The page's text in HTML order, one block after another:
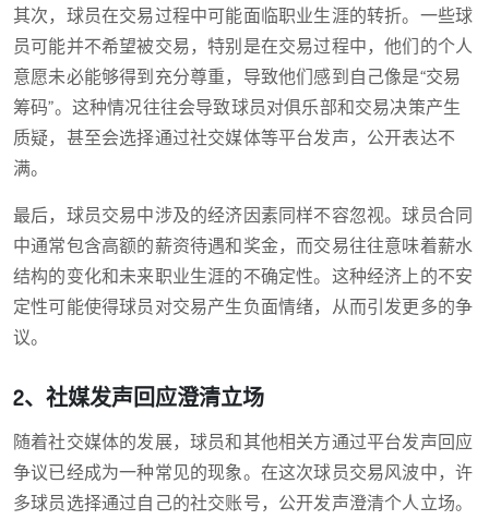
其次，球员在交易过程中可能面临职业生涯的转折。一些球
员可能并不希望被交易，特别是在交易过程中，他们的个人
意愿未必能够得到充分尊重，导致他们感到自己像是“交易
筹码”。这种情况往往会导致球员对俱乐部和交易决策产生
质疑，甚至会选择通过社交媒体等平台发声，公开表达不
满。
最后，球员交易中涉及的经济因素同样不容忽视。球员合同
中通常包含高额的薪资待遇和奖金，而交易往往意味着薪水
结构的变化和未来职业生涯的不确定性。这种经济上的不安
定性可能使得球员对交易产生负面情绪，从而引发更多的争
议。
2、社媒发声回应澄清立场
随着社交媒体的发展，球员和其他相关方通过平台发声回应
争议已经成为一种常见的现象。在这次球员交易风波中，许
多球员选择通过自己的社交账号，公开发声澄清个人立场。